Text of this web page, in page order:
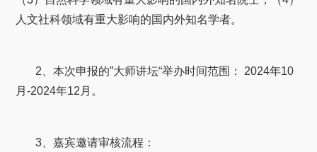
人文社科领域有重大影响的国内外知名学者。
2、本次申报的”大师讲坛“举办时间范围： 2024年10
月-2024年12月。
3、嘉宾邀请审核流程：